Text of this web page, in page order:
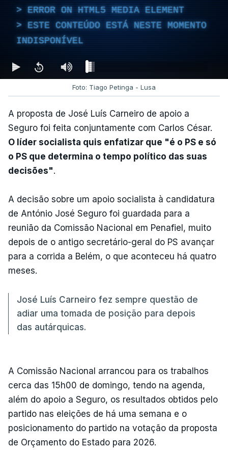
ERROR ON HTML5 MEDIA ELEMENT
ESTE CONTEÚDO ESTÁ NESTE MOMENTO
INDISPONÍVEL
Foto: Tiago Petinga - Lusa
A proposta de José Luís Carneiro de apoio a
Seguro foi feita conjuntamente com Carlos César.
O líder socialista quis enfatizar que "é o PS e só
o PS que determina o tempo político das suas
decisões".
A decisão sobre um apoio socialista à candidatura
de António José Seguro foi guardada para a
reunião da Comissão Nacional em Penafiel, muito
depois de o antigo secretário-geral do PS avançar
para a corrida a Belém, o que aconteceu há quatro
meses.
José Luís Carneiro fez sempre questão de
adiar uma tomada de posição para depois
das autárquicas.
A Comissão Nacional arrancou para os trabalhos
cerca das 15h00 de domingo, tendo na agenda,
além do apoio a Seguro, os resultados obtidos pelo
partido nas eleições de há uma semana e o
posicionamento do partido na votação da proposta
de Orçamento do Estado para 2026.